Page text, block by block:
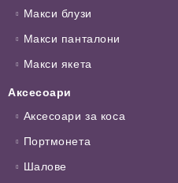
Макси блузи
Макси панталони
Макси якета
Аксесоари
Аксесоари за коса
Портмонета
Шалове